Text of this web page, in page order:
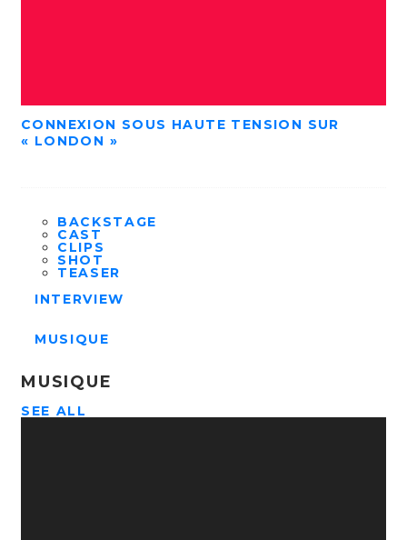
CONNEXION SOUS HAUTE TENSION SUR
« LONDON »
BACKSTAGE
CAST
CLIPS
SHOT
TEASER
INTERVIEW
MUSIQUE
MUSIQUE
SEE ALL